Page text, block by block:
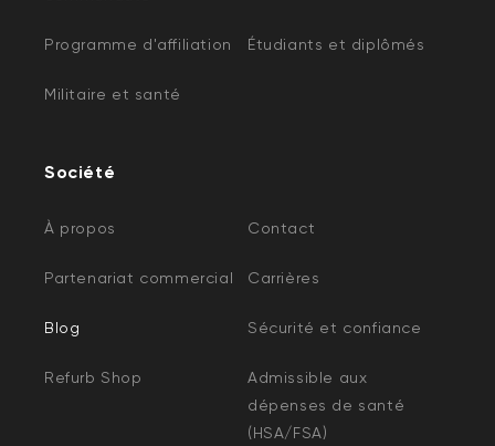
Programme d'affiliation Étudiants et diplômés
Militaire et santé
Société
À propos Contact
Partenariat commercial Carrières
Blog Sécurité et confiance
Refurb Shop
Admissible aux
dépenses de santé
(HSA/FSA)